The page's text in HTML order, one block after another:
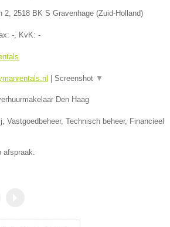
2, 2518 BK S Gravenhage (Zuid-Holland)
-, KvK: -
Screenshot ▼
Den Haag
Vastgoedbeheer, Technisch beheer, Financieel
afspraak.